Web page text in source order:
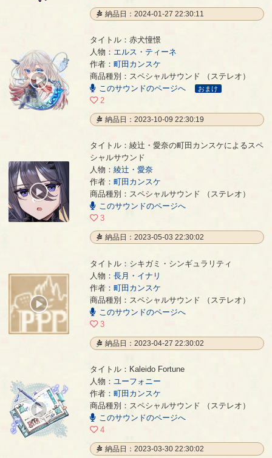
納品日：2024-01-27 22:30:11
赤犬憧憬 - 町田カンスケ
タイトル：赤犬憧憬
人物： エルス・ティーネ
作者： 町田カンスケ
商品種別：スペシャルサウンド （ステレオ）
このサウンドのページへ
おまけ
2
納品日：2023-10-09 22:30:19
綾辻・愛奈の町田カンスケによるスペシャルサウンド
00:00
01:30
タイトル：綾辻・愛奈の町田カンスケによるスペ
シャルサウンド
人物： 綾辻・愛奈
作者： 町田カンスケ
商品種別：スペシャルサウンド （ステレオ）
このサウンドのページへ
3
納品日：2023-05-03 22:30:02
シキガミ・シンギュラリティ - 町田カンスケ
タイトル：シキガミ・シンギュラリティ
人物： 長月・イナリ
作者： 町田カンスケ
商品種別：スペシャルサウンド （ステレオ）
このサウンドのページへ
3
納品日：2023-04-27 22:30:02
Kaleido Fortune - 町田カンスケ
タイトル：Kaleido Fortune
人物： ユーフォニー
作者： 町田カンスケ
商品種別：スペシャルサウンド （ステレオ）
このサウンドのページへ
4
納品日：2023-03-30 22:30:02